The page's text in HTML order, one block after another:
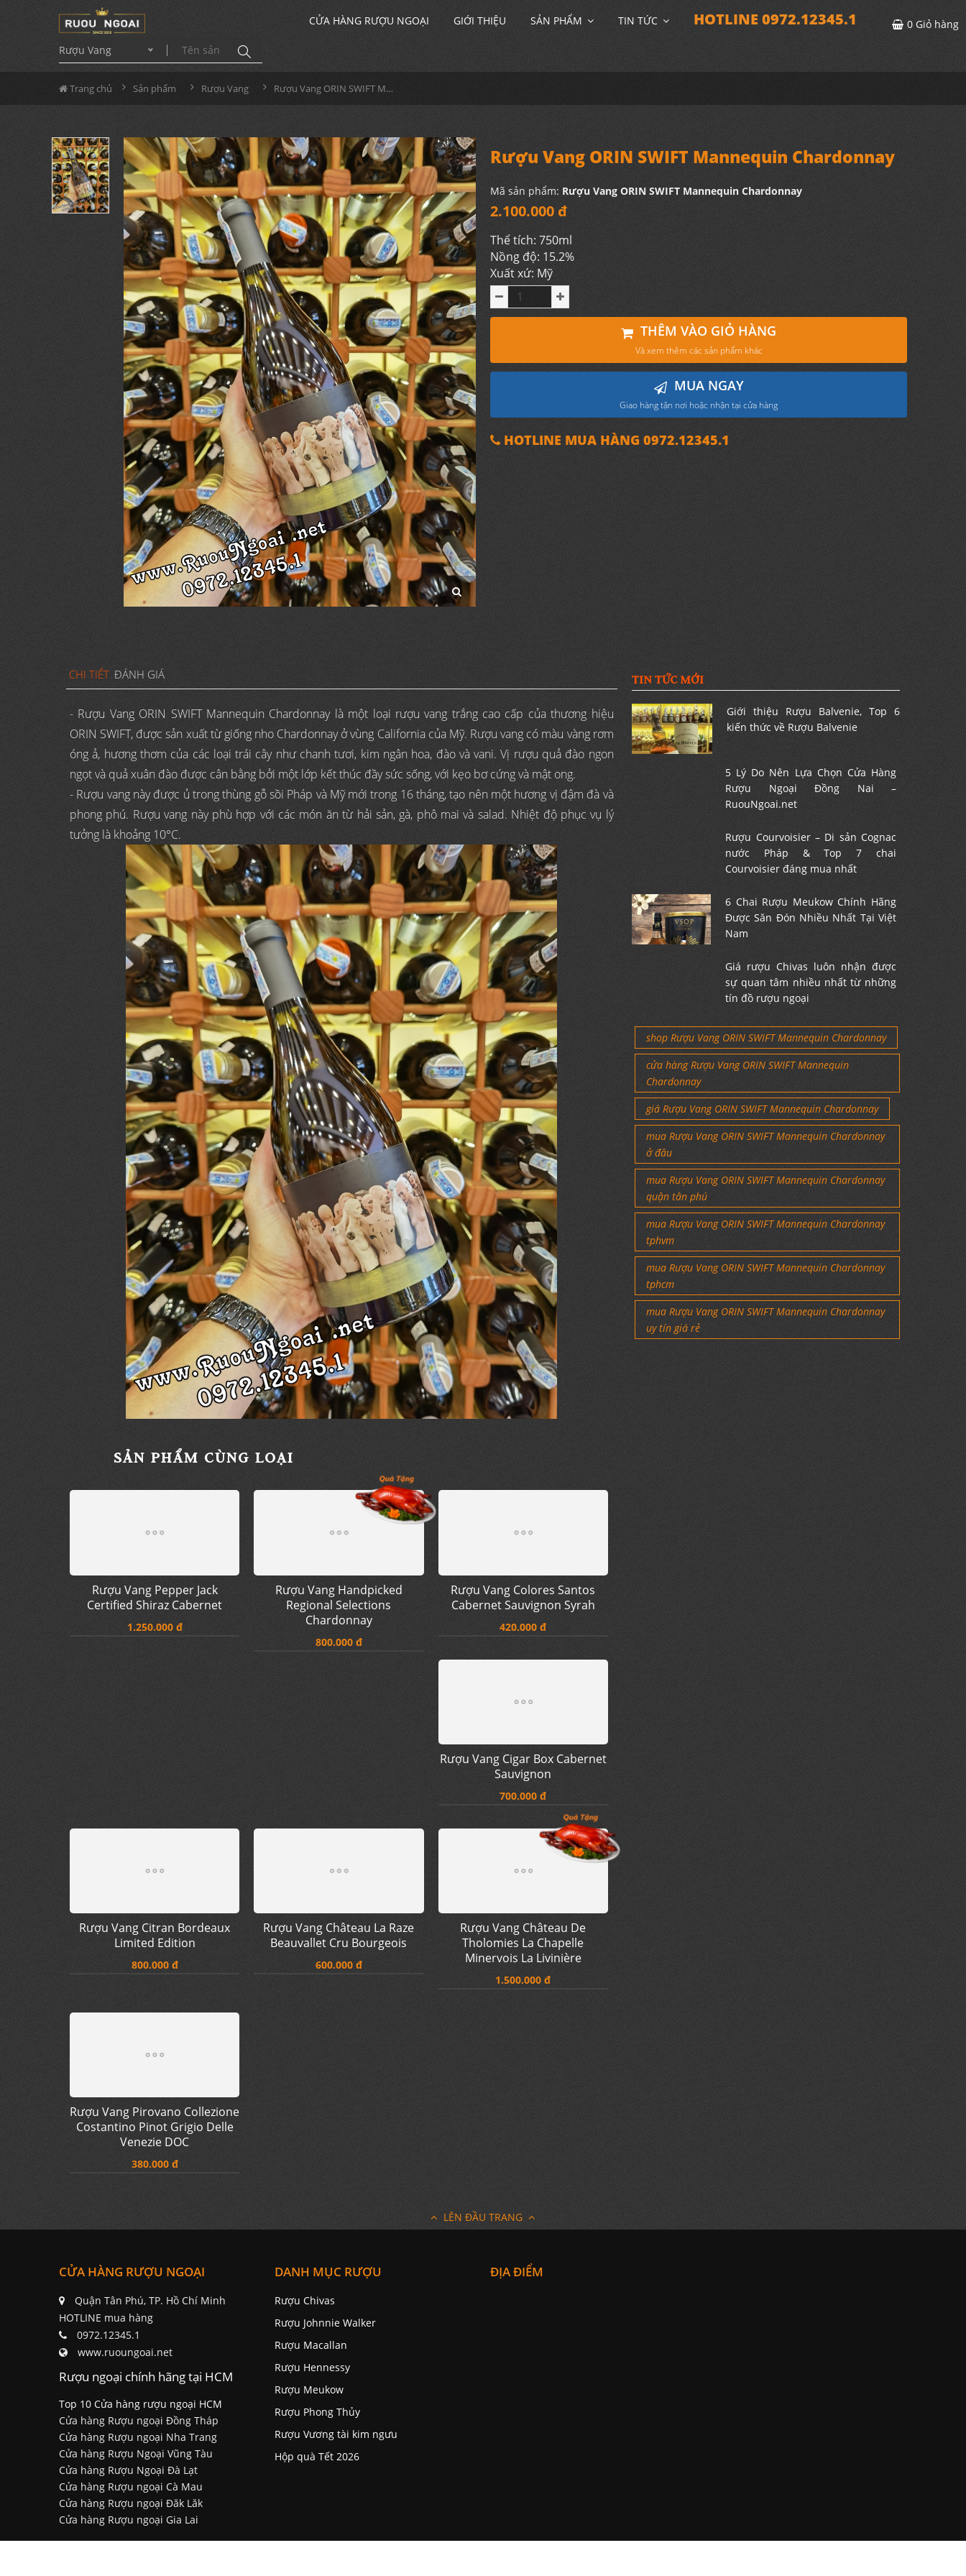
Rượu Vang
CỬA HÀNG RƯỢU NGOẠI GIỚI THIỆU SẢN PHẨM TIN TỨC HOTLINE 0972.12345.1 0 Giỏ hàng
Trang chủ Sản phẩm Rượu Vang Rượu Vang ORIN SWIFT Mannequin Chardonnay
Rượu Vang ORIN SWIFT Mannequin Chardonnay
Mã sản phẩm: Rượu Vang ORIN SWIFT Mannequin Chardonnay
2.100.000 đ
Thể tích: 750ml
Nồng độ: 15.2%
Xuất xứ: Mỹ
THÊM VÀO GIỎ HÀNG
Và xem thêm các sản phẩm khác
MUA NGAY
Giao hàng tận nơi hoặc nhận tại cửa hàng
HOTLINE MUA HÀNG 0972.12345.1
CHI TIẾT ĐÁNH GIÁ
- Rượu Vang ORIN SWIFT Mannequin Chardonnay là một loại rượu vang trắng cao cấp của thương hiệu
ORIN SWIFT, được sản xuất từ giống nho Chardonnay ở vùng California của Mỹ. Rượu vang có màu vàng rơm
óng ả, hương thơm của các loại trái cây như chanh tươi, kim ngân hoa, đào và vani. Vị rượu quả đào ngon
ngọt và quả xuân đào được cân bằng bởi một lớp kết thúc đầy sức sống, với kẹo bơ cứng và mật ong.
- Rượu vang này được ủ trong thùng gỗ sồi Pháp và Mỹ mới trong 16 tháng, tạo nên một hương vị đậm đà và
phong phú. Rượu vang này phù hợp với các món ăn từ hải sản, gà, phô mai và salad. Nhiệt độ phục vụ lý
tưởng là khoảng 10°C.
SẢN PHẨM CÙNG LOẠI
Cabernet Sauvignon Syrah
420.000 đ
Rượu Vang Citran Bordeaux
Rượu Vang Château De
Tholomies La Chapelle
1.500.000 đ
Rượu Vang Pirovano Collezione
Costantino Pinot Grigio Delle
TIN TỨC MỚI
Giới thiệu Rượu Balvenie, Top 6
kiến thức về Rượu Balvenie
5 Lý Do Nên Lựa Chọn Cửa Hàng
Rượu Ngoại Đồng Nai –
RuouNgoai.net
Rượu Courvoisier – Di sản Cognac
nước Pháp & Top 7 chai
Courvoisier đáng mua nhất
6 Chai Rượu Meukow Chính Hãng
Được Săn Đón Nhiều Nhất Tại Việt
Nam
Giá rượu Chivas luôn nhận được
sự quan tâm nhiều nhất từ những
tín đồ rượu ngoại
shop Rượu Vang ORIN SWIFT Mannequin Chardonnay
cửa hàng Rượu Vang ORIN SWIFT Mannequin
Chardonnay
giá Rượu Vang ORIN SWIFT Mannequin Chardonnay
mua Rượu Vang ORIN SWIFT Mannequin Chardonnay
ở đâu
mua Rượu Vang ORIN SWIFT Mannequin Chardonnay
quận tân phú
mua Rượu Vang ORIN SWIFT Mannequin Chardonnay
tphvm
mua Rượu Vang ORIN SWIFT Mannequin Chardonnay
tphcm
mua Rượu Vang ORIN SWIFT Mannequin Chardonnay
uy tín giá rẻ